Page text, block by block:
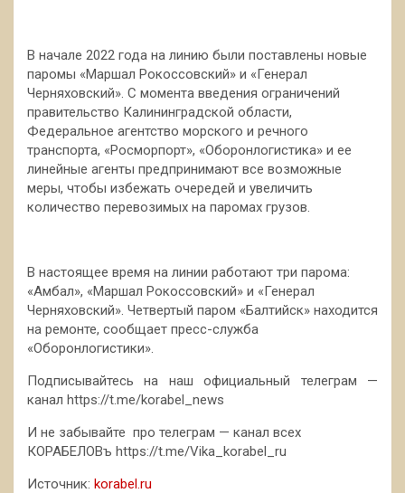
В начале 2022 года на линию были поставлены новые
паромы «Маршал Рокоссовский» и «Генерал
Черняховский». С момента введения ограничений
правительство Калининградской области,
Федеральное агентство морского и речного
транспорта, «Росморпорт», «Оборонлогистика» и ее
линейные агенты предпринимают все возможные
меры, чтобы избежать очередей и увеличить
количество перевозимых на паромах грузов.
В настоящее время на линии работают три парома:
«Амбал», «Маршал Рокоссовский» и «Генерал
Черняховский». Четвертый паром «Балтийск» находится
на ремонте, сообщает пресс-служба
«Оборонлогистики».
Подписывайтесь на наш официальный телеграм —
канал https://t.me/korabel_news
И не забывайте про телеграм — канал всех
КОРАБЕЛОВъ https://t.me/Vika_korabel_ru
Источник: korabel.ru